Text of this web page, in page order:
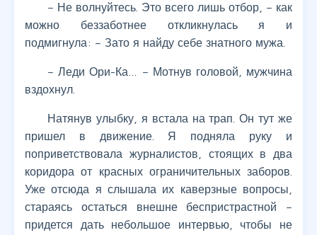
– Не волнуйтесь. Это всего лишь отбор, – как
можно беззаботнее откликнулась я и
подмигнула: – Зато я найду себе знатного мужа.
– Леди Ори-Ка… – Мотнув головой, мужчина
вздохнул.
Натянув улыбку, я встала на трап. Он тут же
пришел в движение. Я подняла руку и
поприветствовала журналистов, стоящих в два
коридора от красных ограничительных заборов.
Уже отсюда я слышала их каверзные вопросы,
стараясь остаться внешне беспристрастной –
придется дать небольшое интервью, чтобы не